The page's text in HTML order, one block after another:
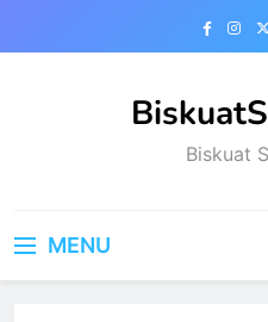
Biskuat
MENU